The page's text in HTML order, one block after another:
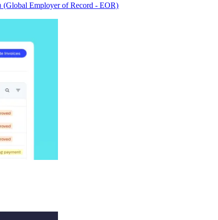
Employer of Record - EOR)​​